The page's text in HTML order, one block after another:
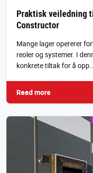
Praktisk veiledning
Constructor
Mange lager opererer
reoler og systemer. I
konkrete tiltak for å
Read more